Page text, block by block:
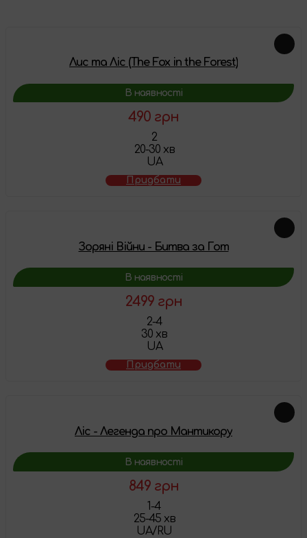
Лис та Ліс (The Fox in the Forest)
В наявності
490 грн
2
20-30 хв
UA
Придбати
Зоряні Війни - Битва за Гот
В наявності
2499 грн
2-4
30 хв
UA
Придбати
Ліс - Легенда про Мантикору
В наявності
849 грн
1-4
25-45 хв
UA/RU